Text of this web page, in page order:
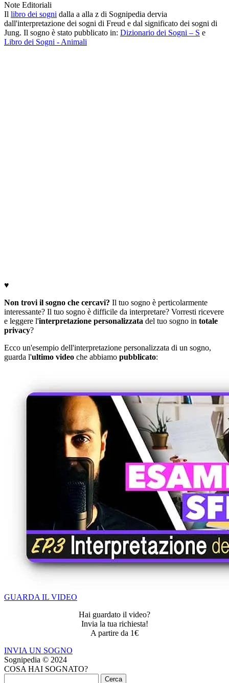
Note Editoriali
Il libro dei sogni dalla a alla z di Sognipedia dervia
dall'interpretazione dei sogni di Freud e dal significato dei sogni di
Jung. Il sogno è stato pubblicato in: Dizionario dei Sogni – S e
Libro dei Sogni - Animali
♥
Non trovi il sogno che cercavi? Il tuo sogno è perticolarmente
interessante? Il tuo sogno è difficile da interpretare? Vorresti ricevere
e leggere l'interpretazione personalizzata del tuo sogno in totale
privacy?
Ecco un'esempio dell'interpretazione personalizzata di un sogno,
guarda l'ultimo video che abbiamo pubblicato:
GUARDA IL VIDEO
Hai guardato il video?
Invia la tua richiesta!
A partire da 1€
INVIA UN SOGNO
Sognipedia © 2024
COSA HAI SOGNATO?